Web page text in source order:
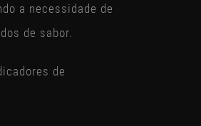
a necessidade de
de sabor.
de